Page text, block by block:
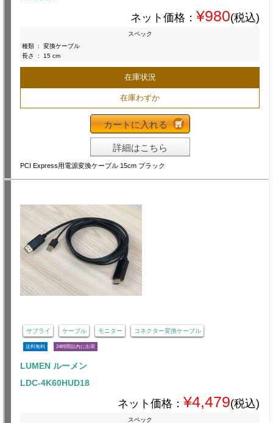
ネット価格： ¥980(税込)
スペック
種類
:
変換ケーブル
長さ
: 15 cm
在庫状況
在庫わずか
カートに入れる
詳細はこちら
PCI Express用電源変換ケーブル 15cm ブラック
サプライ ケーブル モニター コネクター変換ケーブル
送料無料 24時間以内に出荷
LUMEN ルーメン
LDC-4K60HUD18
ネット価格： ¥4,479(税込)
スペック